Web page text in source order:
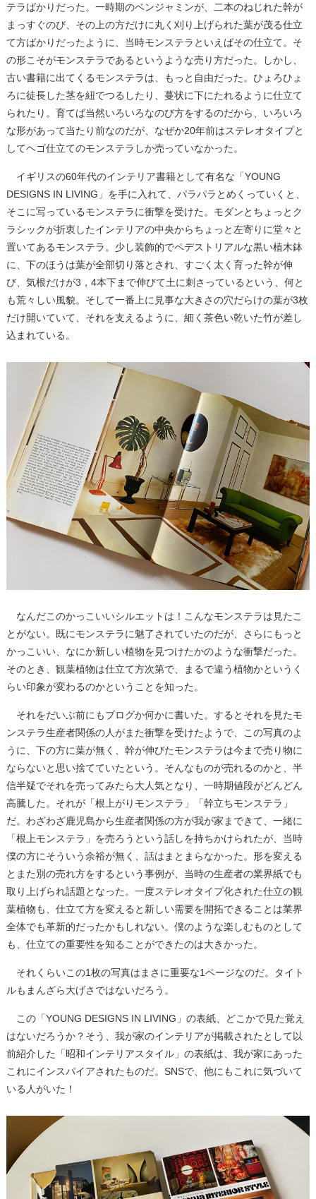
テラばかりだった。一時期のベンジャミンが、二本のねじれた幹が
まっすぐのび、その上の方だけに丸く刈り上げられた葉が茂る仕立
て方ばかりだったように、当時モンステラといえばその仕立て。そ
の形こそがモンステラであるというような売り方だった。しかし、
古い書籍に出てくるモンステラは、もっと自由だった。ひょろひょ
ろに徒長した茎を紐でつるしたり、蔓状に下にたれるように仕立て
られたり。育てば当然いろいろなのび方をするのだから、いろいろ
な形があって当たり前なのだが、なぜか20年前はステレオタイプと
してヘゴ仕立てのモンステラしか売っていなかった。
イギリスの60年代のインテリア書籍として有名な「YOUNG
DESIGNS IN LIVING」を手に入れて、パラパラとめくっていくと、
そこに写っているモンステラに衝撃を受けた。モダンとちょっとク
ラシックが折衷したインテリアの中央からちょっと左寄りに堂々と
置いてあるモンステラ。少し装飾的でペデストリアルな黒い植木鉢
に、下のほうは葉が全部切り落とされ、すごく太く育った幹が伸
び、気根だけが3，4本下まで伸びて土に刺さっているという、何と
も荒々しい風貌。そして一番上に見事な大きさの穴だらけの葉が3枚
だけ開いていて、それを支えるように、細く茶色い乾いた竹が差し
込まれている。
なんだこのかっこいいシルエットは！こんなモンステラは見たこ
とがない。既にモンステラに魅了されていたのだが、さらにもっと
かっこいい、なにか新しい植物を見つけたかのような衝撃だった。
そのとき、観葉植物は仕立て方次第で、まるで違う植物かというく
らい印象が変わるのかということを知った。
それをだいぶ前にもブログか何かに書いた。するとそれを見たモ
ンステラ生産者関係の人がまた衝撃を受けたようで、この写真のよ
うに、下の方に葉が無く、幹が伸びたモンステラは今まで売り物に
ならないと思い捨てていたという。そんなものが売れるのかと、半
信半疑でそれを売ってみたら大人気となり、一時期値段がどんどん
高騰した。それが「根上がりモンステラ」「幹立ちモンステラ」
だ。わざわざ鹿児島から生産者関係の方が我が家まできて、一緒に
「根上モンステラ」を売ろうという話しを持ちかけられたが、当時
僕の方にそういう余裕が無く、話はまとまらなかった。形を変える
とまた別の売れ方をするという事例が、当時の生産者の業界紙でも
取り上げられ話題となった。一度ステレオタイプ化された仕立の観
葉植物も、仕立て方を変えると新しい需要を開拓できることは業界
全体でも革新的だったかもしれない。僕のような楽しむものとして
も、仕立ての重要性を知ることができたのは大きかった。
それくらいこの1枚の写真はまさに重要な1ページなのだ。タイト
ルもまんざら大げさではないだろう。
この「YOUNG DESIGNS IN LIVING」の表紙、どこかで見た覚え
はないだろうか？そう、我が家のインテリアが掲載されたとして以
前紹介した「昭和インテリアスタイル」の表紙は、我が家にあった
これにインスパイアされたものだ。SNSで、他にもこれに気づいて
いる人がいた！